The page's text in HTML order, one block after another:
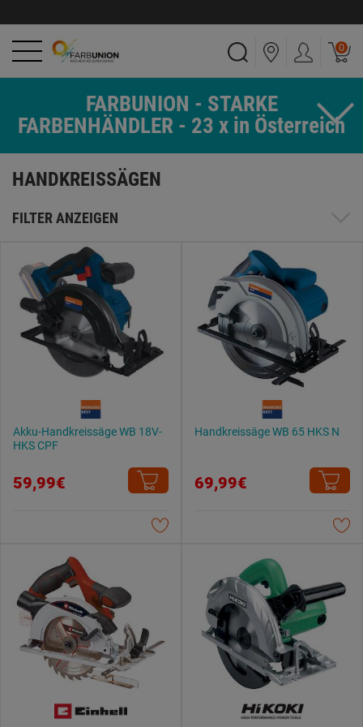
0
FARBUNION - STARKE
FARBENHÄNDLER - 23 x in Österreich
HANDKREISSÄGEN
FILTER ANZEIGEN
Akku-Handkreissäge WB 18V-
HKS CPF
59,99€
Handkreissäge WB 65 HKS N
69,99€